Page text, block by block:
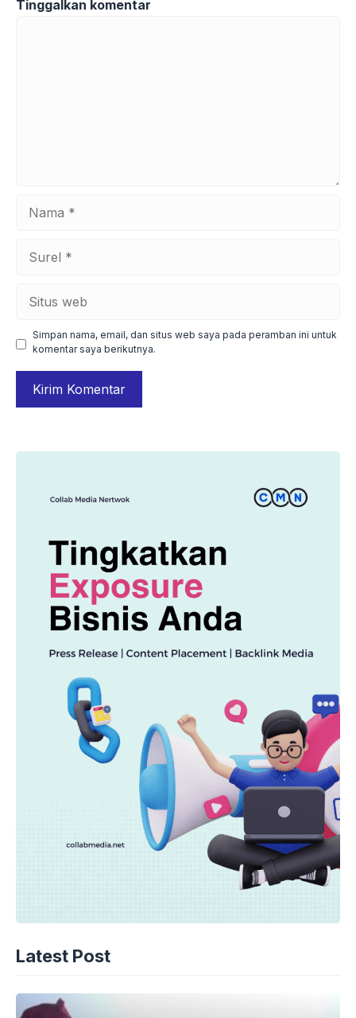
Tinggalkan komentar
web
Simpan nama, email, dan situs web saya pada peramban ini untuk
komentar saya berikutnya.
Latest Post